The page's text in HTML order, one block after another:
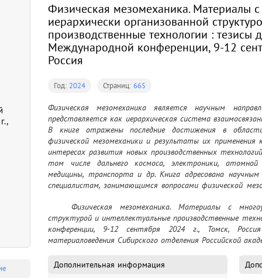
Физическая мезомеханика. Материалы
иерархически организованной
производственные технологии : тезисы
Международной конференции, 9-12
Россия
Год: 2024 Страниц: 665
Физическая мезомеханика является научным
представляется как иерархическая система
В книге отражены последние достижения в
физической мезомеханики и результаты их
интересах развития новых производственных
том числе дальнего космоса, электроники, атомной
медицины, транспорта и др. Книга адресована
специалистам, занимающимся вопросами физической
пленками и покрытиями, нанотехнологиями,
и технологий их получения, технологиями локальной
материалов, неразрушающими методами контроля.
структурой и интеллектуальные производственные
конференции, 9-12 сентября 2024 г., Томск,
материаловедения Сибирского отделения Российской
Дополнительная информация